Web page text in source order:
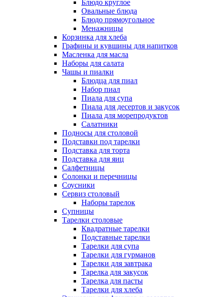
Блюдо круглое
Овальные блюда
Блюдо прямоугольное
Менажницы
Корзинка для хлеба
Графины и кувшины для напитков
Масленка для масла
Наборы для салата
Чашы и пиалки
Блюдца для пиал
Набор пиал
Пиала для супа
Пиала для десертов и закусок
Пиала для морепродуктов
Салатники
Подносы для столовой
Подставки под тарелки
Подставка для торта
Подставка для яиц
Салфетницы
Солонки и перечницы
Соусники
Сервиз столовый
Наборы тарелок
Супницы
Тарелки столовые
Квадратные тарелки
Подставные тарелки
Тарелки для супа
Тарелки для гурманов
Тарелки для завтрака
Тарелка для закусок
Тарелка для пасты
Тарелки для хлеба